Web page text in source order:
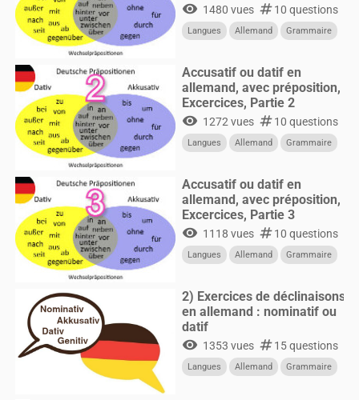
visibility 1480 vues numbers10 questions
Langues Allemand Grammaire
Accusatif ou datif en
allemand, avec préposition,
Excercices, Partie 2
visibility 1272 vues numbers10 questions
Langues Allemand Grammaire
Accusatif ou datif en
allemand, avec préposition,
Excercices, Partie 3
visibility 1118 vues numbers10 questions
Langues Allemand Grammaire
2) Exercices de déclinaisons
en allemand : nominatif ou
datif
visibility 1353 vues numbers15 questions
Langues Allemand Grammaire